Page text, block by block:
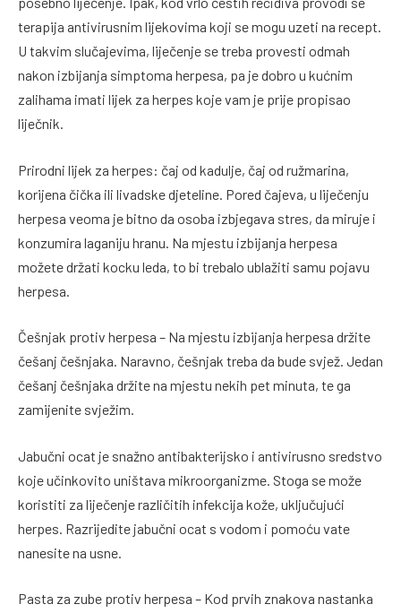
terapija antivirusnim lijekovima koji se mogu uzeti na recept.
U takvim slučajevima, liječenje se treba provesti odmah
nakon izbijanja simptoma herpesa, pa je dobro u kućnim
zalihama imati lijek za herpes koje vam je prije propisao
liječnik.
Prirodni lijek za herpes: čaj od kadulje, čaj od ružmarina,
korijena čička ili livadske djeteline. Pored čajeva, u liječenju
herpesa veoma je bitno da osoba izbjegava stres, da miruje i
konzumira laganiju hranu. Na mjestu izbijanja herpesa
možete držati kocku leda, to bi trebalo ublažiti samu pojavu
herpesa.
Češnjak protiv herpesa – Na mjestu izbijanja herpesa držite
češanj češnjaka. Naravno, češnjak treba da bude svjež. Jedan
češanj češnjaka držite na mjestu nekih pet minuta, te ga
zamijenite svježim.
Jabučni ocat je snažno antibakterijsko i antivirusno sredstvo
koje učinkovito uništava mikroorganizme. Stoga se može
koristiti za liječenje različitih infekcija kože, uključujući
herpes. Razrijedite jabučni ocat s vodom i pomoću vate
nanesite na usne.
Pasta za zube protiv herpesa – Kod prvih znakova nastanka